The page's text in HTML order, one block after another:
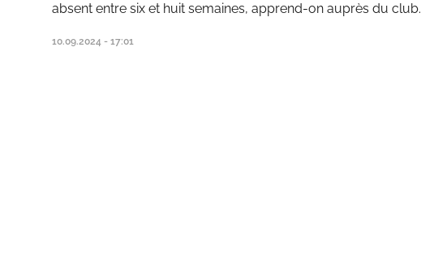
absent entre six et huit semaines, apprend-on auprès du club.
10.09.2024 - 17:01